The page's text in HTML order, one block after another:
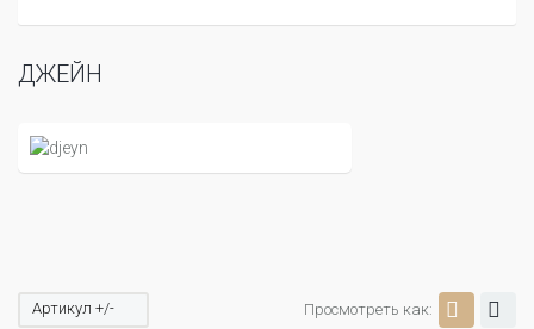
ДЖЕЙН
Просмотреть как:
Артикул +/-